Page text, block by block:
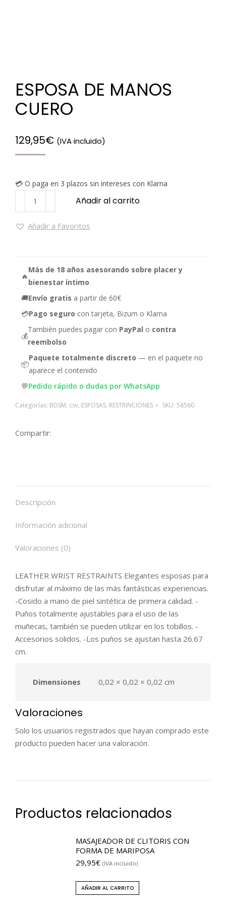
ESPOSA DE MANOS
CUERO
129,95€ (IVA incluido)
💳 O paga en 3 plazos sin intereses con Klarna
Añadir al carrito
Añadir a Favoritos
🔥
Más de 18 años asesorando sobre placer y
bienestar íntimo
🚚Envío gratis a partir de 60€
💳Pago seguro con tarjeta, Bizum o Klarna
💰
También puedes pagar con PayPal o contra
reembolso
📦
Paquete totalmente discreto — en el paquete no
aparece el contenido
💬Pedido rápido o dudas por WhatsApp
Categorías: BDSM, csv, ESPOSAS, RESTRINCIONES SKU: 58560
Compartir:
Descripción
Información adicional
Valoraciones (0)
LEATHER WRIST RESTRAINTS Elegantes esposas para
disfrutar al máximo de las más fantásticas experiencias.
-Cosido a mano de piel sintética de primera calidad. -
Puños totalmente ajustables para el uso de las
muñecas, también se pueden utilizar en los tobillos. -
Accesorios solidos. -Los puños se ajustan hasta 26.67
cm.
Dimensiones 0,02 × 0,02 × 0,02 cm
Valoraciones
Solo los usuarios registrados que hayan comprado este
producto pueden hacer una valoración.
Productos relacionados
MASAJEADOR DE CLITORIS CON
FORMA DE MARIPOSA
29,95€ (IVA incluido)
AÑADIR AL CARRITO